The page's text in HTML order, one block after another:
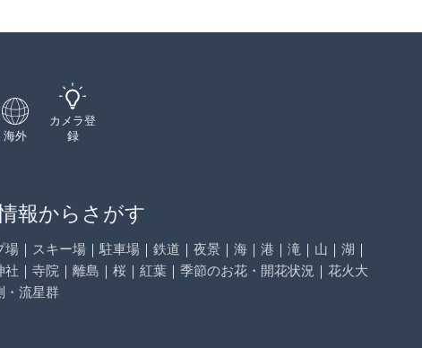
海外
カメラ登
録
報からさがす
場 ｜ スキー場 ｜ 駐車場 ｜ 鉄道 ｜ 夜景 ｜ 海 ｜ 港 ｜ 滝 ｜ 山 ｜ 湖 ｜
社 ｜ 寺院 ｜ 離島 ｜ 桜 ｜ 紅葉 ｜ 季節のお花・開花状況 ｜ 花火大
・流星群